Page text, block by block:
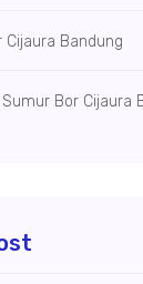
Bandung
Bor Cijaura